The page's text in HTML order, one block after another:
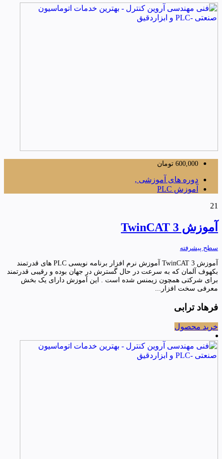
600,000 تومان
دوره های آموزشی ,
آموزش PLC
21
آموزش TwinCAT 3
سطح پیشرفته
آموزش TwinCAT 3 آموزش نرم افزار برنامه نویسی PLC های قدرتمند
بکهوف آلمان که به سرعت در حال گسترش در جهان بوده و رقیبی قدرتمند
برای شرکتی همچون زیمنس شده است . این آموزش دارای یک بخش
معرفی سخت افزار...
فرهاد ترابی
خرید محصول